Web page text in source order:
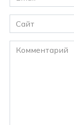
*
Сайт
Комментарий